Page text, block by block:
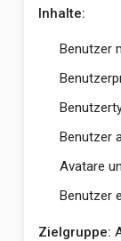
Inhalte:
Benutzer
Benutzer
Avatare
Benutzer
Zielgruppe: